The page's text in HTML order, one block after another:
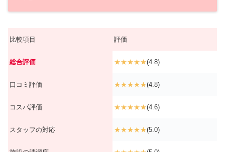
比較項目 評価
総合評価 ★★★★★(4.8)
口コミ評価 ★★★★★(4.8)
コスパ評価 ★★★★★(4.6)
スタッフの対応 ★★★★★(5.0)